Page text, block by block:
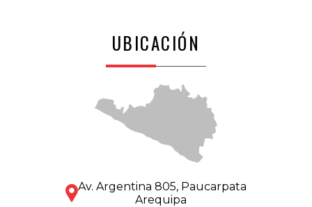
UBICACIÓN
Av. Argentina 805, Paucarpata
Arequipa